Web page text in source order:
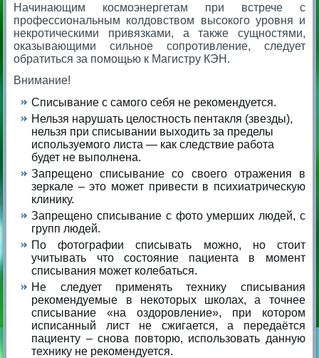
Начинающим космоэнергетам при встрече с
профессиональным колдовством высокого уровня и
некротическими привязками, а также сущностями,
оказывающими сильное сопротивление, следует
обратиться за помощью к Магистру КЭН.
Внимание!
Списывание с самого себя не рекомендуется.
Нельзя нарушать целостность пентакля (звезды),
нельзя при списывании выходить за пределы
используемого листа — как следствие работа
будет не выполнена.
Запрещено списывание со своего отражения в
зеркале – это может привести в психиатрическую
клинику.
Запрещено списывание с фото умерших людей, с
групп людей.
По фотографии списывать можно, но стоит
учитывать что состояние пациента в момент
списывания может колебаться.
Не следует применять технику списывания
рекомендуемые в некоторых школах, а точнее
списывание «на оздоровление», при котором
исписанный лист не сжигается, а передаётся
пациенту – снова повторю, использовать данную
технику не рекомендуется.